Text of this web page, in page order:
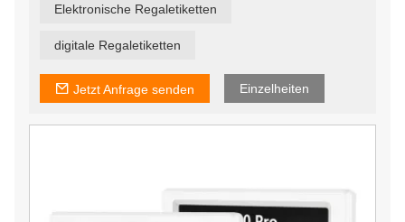
Elektronische Regaletiketten
digitale Regaletiketten
Jetzt Anfrage senden Einzelheiten